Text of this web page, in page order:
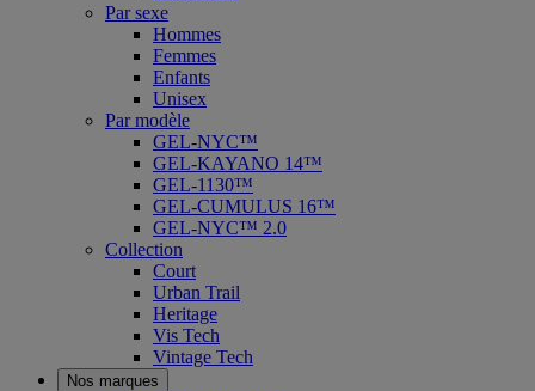
Par sexe
Hommes
Femmes
Enfants
Unisex
Par modèle
GEL-NYC™
GEL-KAYANO 14™
GEL-1130™
GEL-CUMULUS 16™
GEL-NYC™ 2.0
Collection
Court
Urban Trail
Heritage
Vis Tech
Vintage Tech
Nos marques